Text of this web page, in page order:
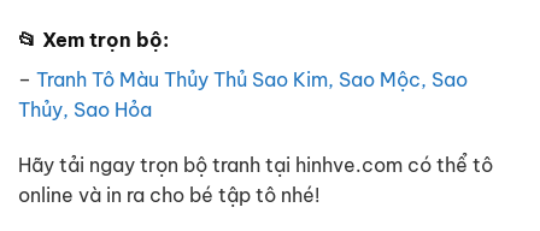
📂 Xem trọn bộ:
– Tranh Tô Màu Thủy Thủ Sao Kim, Sao Mộc, Sao
Thủy, Sao Hỏa
Hãy tải ngay trọn bộ tranh tại hinhve.com có thể tô
online và in ra cho bé tập tô nhé!